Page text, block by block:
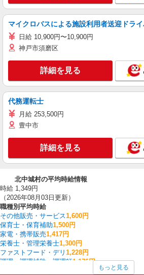
マイクロバスによる施設利用者送迎ドラ
日給 10,900円〜10,900円
神戸市須磨区
詳細を見る
代務運転士
月給 253,500円
豊中市
詳細を見る
北中城村の平均時給情報
時給 1,349円
（2026年08月03日更新）
職種別平均時給
その他販売・サービス1,600円
保育士・保育補助1,500円
家電・携帯販売1,417円
栄養士・管理栄養士1,300円
ファストフード・デリ 1,228円
調理・調理補助・調理師1,176円
1,150円
もっと見る